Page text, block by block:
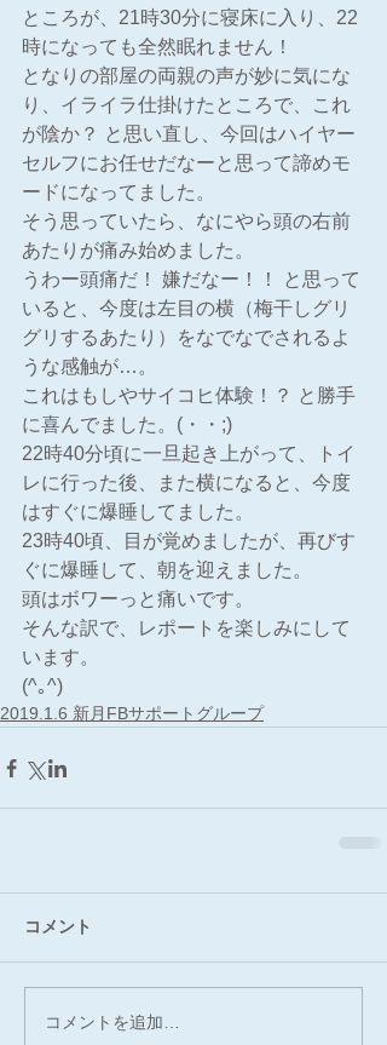
ところが、21時30分に寝床に入り、22
時になっても全然眠れません！
となりの部屋の両親の声が妙に気にな
り、イライラ仕掛けたところで、これ
が陰か？ と思い直し、今回はハイヤー
セルフにお任せだなーと思って諦めモ
ードになってました。
そう思っていたら、なにやら頭の右前
あたりが痛み始めました。
うわー頭痛だ！ 嫌だなー！！ と思って
いると、今度は左目の横（梅干しグリ
グリするあたり）をなでなでされるよ
うな感触が…。
これはもしやサイコヒ体験！？ と勝手
に喜んでました。(・・;)
22時40分頃に一旦起き上がって、トイ
レに行った後、また横になると、今度
はすぐに爆睡してました。
23時40頃、目が覚めましたが、再びす
ぐに爆睡して、朝を迎えました。
頭はボワーっと痛いです。
そんな訳で、レポートを楽しみにして
います。
(^｡^)
2019.1.6 新月FBサポートグループ
コメント
コメントを追加…